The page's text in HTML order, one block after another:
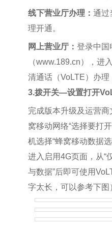
线下营业厅办理： 通过
理开通。
网上营业厅： 登录中国
（www.189.cn），进
清通话（VoLTE）办
3.拨开关—设置打开
完成版本升级及运营商
窝移动网络“选择要打
机选择“蜂窝移动数据选
进入启用4G页面，从“
与数据”后即可使用
字太长，可以参考下图